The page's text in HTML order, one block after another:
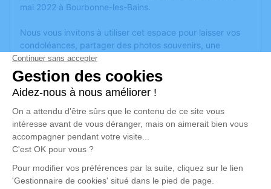
mai 2022 à Bourbonne-les-Bains.
Nous vous invitons à utiliser cet espace pour laisser vos
condoléances, partager des photos souvenirs, une
anecdote ou exprimer vos pensées à travers des poèmes
ou des textes. Cet endroit est un lieu d'expression dédié à
honorer la mémoire de Jacqueline PINCHEDEZ.
Je rends hommage
Cérémonie religieuse
vendredi 20 mai 2022 à 15h30
Église de Bourbonne-les-Bains